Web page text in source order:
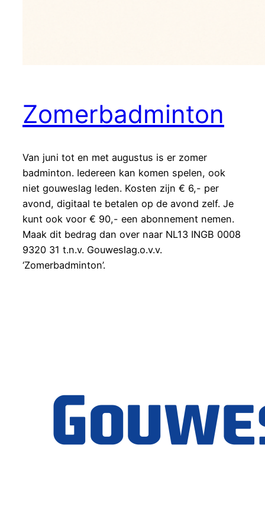
Zomerbadminton
Van juni tot en met augustus is er zomer
badminton. Iedereen kan komen spelen, ook
niet gouweslag leden. Kosten zijn € 6,- per
avond, digitaal te betalen op de avond zelf. Je
kunt ook voor € 90,- een abonnement nemen.
Maak dit bedrag dan over naar NL13 INGB 0008
9320 31 t.n.v. Gouweslag.o.v.v.
‘Zomerbadminton’.